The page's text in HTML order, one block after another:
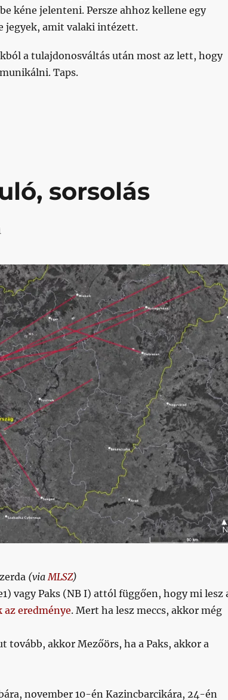
kéne jelenteni. Persze ahhoz kellene egy
jegyek, amit valaki intézett.
a tulajdonosváltás után most az lett, hogy
Taps.
napja anyag a honvedfc.hu-n”
sorsolás
(viaMLSZ)
vagy Paks (NB I) attól függően, hogy mi lesz
az eredménye. Mert ha lesz meccs, akkor még
tovább, akkor Mezőörs, ha a Paks, akkor a
november 10-én Kazincbarcikára, 24-én